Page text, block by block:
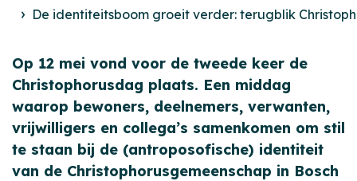
Nieuws
De identiteitsboom groeit verder: terugblik
Op 12 mei vond voor de tweede keer de
Christophorusdag plaats. Een middag
waarop bewoners, deelnemers, verwanten,
vrijwilligers en collega’s samenkomen om stil
te staan bij de (antroposofische) identiteit
van de Christophorusgemeenschap in Bosch